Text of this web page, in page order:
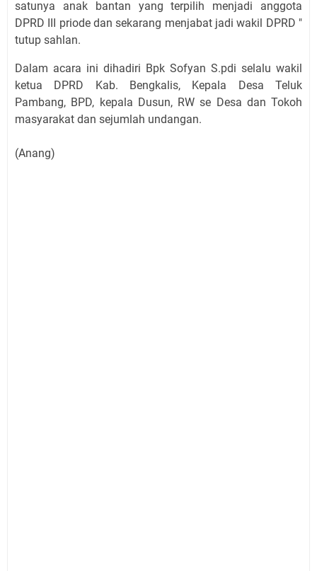
satunya anak bantan yang terpilih menjadi anggota
DPRD III priode dan sekarang menjabat jadi wakil DPRD "
tutup sahlan.
Dalam acara ini dihadiri Bpk Sofyan S.pdi selalu wakil
ketua DPRD Kab. Bengkalis, Kepala Desa Teluk
Pambang, BPD, kepala Dusun, RW se Desa dan Tokoh
masyarakat dan sejumlah undangan.
(Anang)